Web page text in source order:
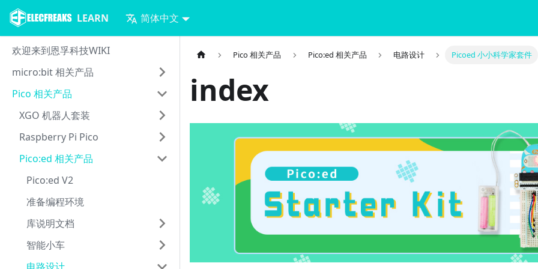
LEARN 简体中文
欢迎来到恩孚科技WIKI
micro:bit 相关产品
Pico 相关产品
XGO 机器人套装
Raspberry Pi Pico
Pico:ed 相关产品
Pico:ed V2
准备编程环境
库说明文档
智能小车
Pico 相关产品 Pico:ed 相关产品 电路设计 Picoed 小小科学家套件
index